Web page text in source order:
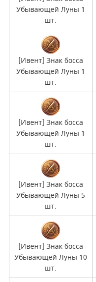
Убывающей Луны 1
шт.
[Ивент] Знак босса
Убывающей Луны 1
шт.
[Ивент] Знак босса
Убывающей Луны 1
шт.
[Ивент] Знак босса
Убывающей Луны 5
шт.
[Ивент] Знак босса
Убывающей Луны 10
шт.